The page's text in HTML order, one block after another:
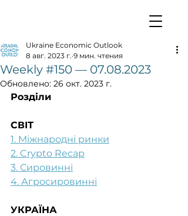
Weekly #150 — 07.08.2023
Ukraine Economic Outlook
8 авг. 2023 г. 9 мин. чтения
Обновлено: 26 окт. 2023 г.
Розділи
СВІТ
1. Міжнародні ринки
2. Crypto Recap
3. Сировинні
4. Агросировинні
УКРАЇНА